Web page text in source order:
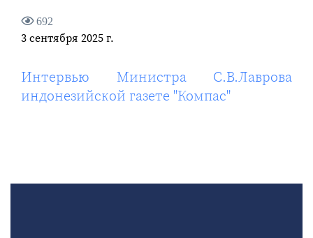
692
3 сентября 2025 г.
Интервью Министра С.В.Лаврова
индонезийской газете "Компас"